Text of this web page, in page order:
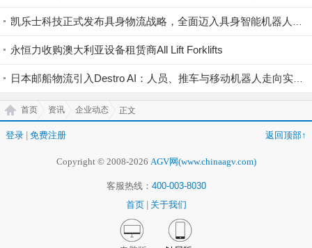
凯乐士科技正式发布具身物流战略，全面迈入具身智能机器人领域
永恒力收购澳大利亚设备租赁商All Lift Forklifts
日本邮船物流引入Destro AI：人员、推车与移动机器人走向实时协同
首页 资讯 企业动态 正文
登录 免费注册 返回顶部↑
Copyright © 2008-2026 AGV网(www.chinaagv.com)
客服热线： 400-003-8030
首页
关于我们